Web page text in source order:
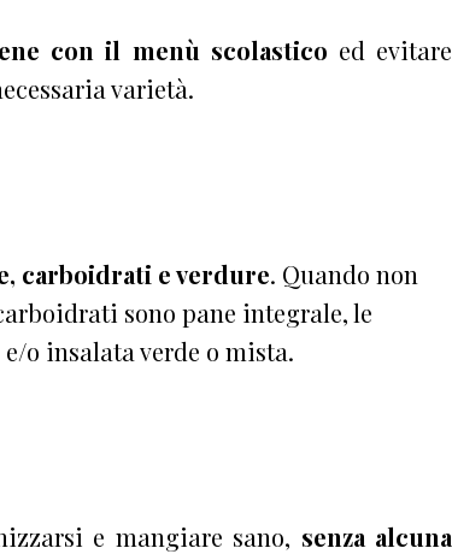
con il menù scolastico ed evitare
varietà.
carboidrati e verdure. Quando non
sono pane integrale, le
o insalata verde o mista.
e mangiare sano, senza alcuna